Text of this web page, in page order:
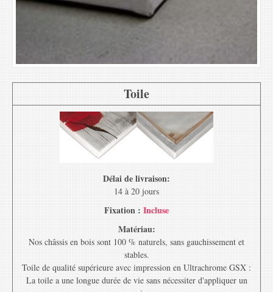
Toile
Délai de livraison:
14 à 20 jours
Fixation : Incluse
Matériau:
Nos châssis en bois sont 100 % naturels, sans gauchissement et
stables.
Toile de qualité supérieure avec impression en Ultrachrome GSX :
La toile a une longue durée de vie sans nécessiter d'appliquer un